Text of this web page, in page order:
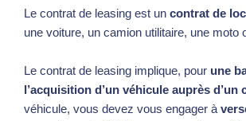
Le contrat de leasing est un contrat de
une voiture, un camion utilitaire, une
Le contrat de leasing implique, pour une
l’acquisition d’un véhicule auprès
véhicule, vous devez vous engager à